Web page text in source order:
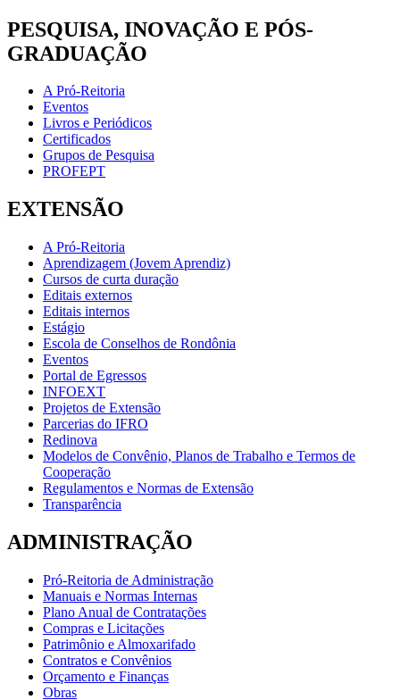
PESQUISA, INOVAÇÃO E PÓS-
GRADUAÇÃO
A Pró-Reitoria
Eventos
Livros e Periódicos
Certificados
Grupos de Pesquisa
PROFEPT
EXTENSÃO
A Pró-Reitoria
Aprendizagem (Jovem Aprendiz)
Cursos de curta duração
Editais externos
Editais internos
Estágio
Escola de Conselhos de Rondônia
Eventos
Portal de Egressos
INFOEXT
Projetos de Extensão
Parcerias do IFRO
Redinova
Modelos de Convênio, Planos de Trabalho e Termos de
Cooperação
Regulamentos e Normas de Extensão
Transparência
ADMINISTRAÇÃO
Pró-Reitoria de Administração
Manuais e Normas Internas
Plano Anual de Contratações
Compras e Licitações
Patrimônio e Almoxarifado
Contratos e Convênios
Orçamento e Finanças
Obras